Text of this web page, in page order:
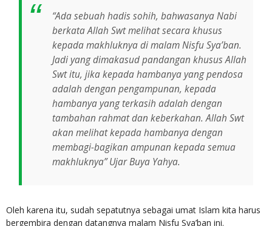
“Ada sebuah hadis sohih, bahwasanya Nabi
berkata Allah Swt melihat secara khusus
kepada makhluknya di malam Nisfu Sya’ban.
Jadi yang dimakasud pandangan khusus Allah
Swt itu, jika kepada hambanya yang pendosa
adalah dengan pengampunan, kepada
hambanya yang terkasih adalah dengan
tambahan rahmat dan keberkahan. Allah Swt
akan melihat kepada hambanya dengan
membagi-bagikan ampunan kepada semua
makhluknya” Ujar Buya Yahya.
Oleh karena itu, sudah sepatutnya sebagai umat Islam kita harus
bergembira dengan datangnya malam Nisfu Sya’ban ini.